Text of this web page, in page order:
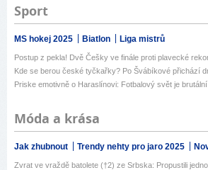
Sport
MS hokej 2025 Biatlon Liga mistrů
Postup z pekla! Dvě Češky ve finále proti plavecké
Kde se berou české tyčkařky? Po Švábíkové přichází
Priske emotivně o Haraslínovi: Fotbalový svět je brutální
Móda a krása
Jak zhubnout Trendy nehty pro jaro 2025
Zvrat ve vraždě batolete (†2) ze Srbska: Propustili